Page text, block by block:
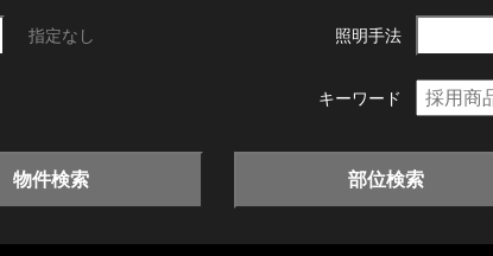
指定なし 照明手法
キーワード
物件検索 部位検索